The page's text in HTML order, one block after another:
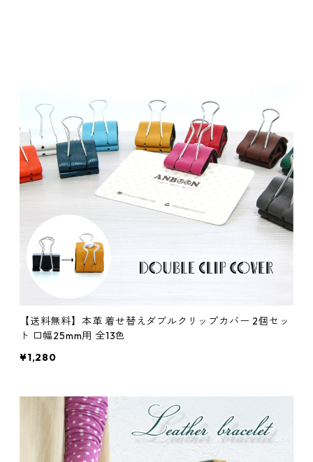
【送料無料】本革 着せ替えダブルクリップカバー 2個セッ
ト 口幅25mm用 全13色
¥1,280